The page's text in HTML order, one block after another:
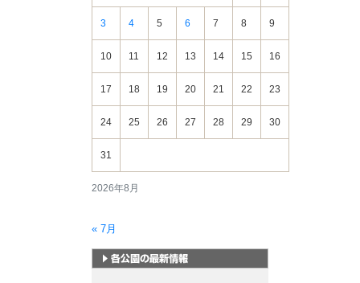
2026年8月
3 4 5 6 7 8 9
10 11 12 13 14 15 16
17 18 19 20 21 22 23
24 25 26 27 28 29 30
31
« 7月